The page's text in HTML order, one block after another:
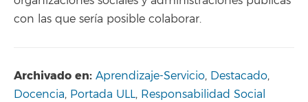
con las que sería posible colaborar.
Archivado en: Aprendizaje-Servicio, Destacado,
Docencia, Portada ULL, Responsabilidad Social